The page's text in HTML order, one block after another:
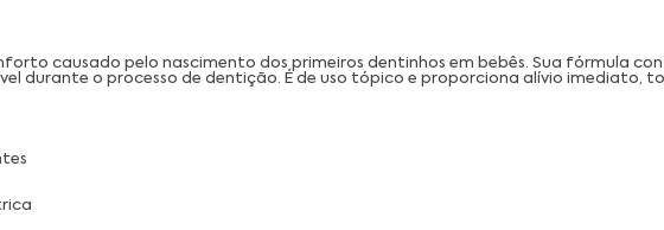
causado pelo nascimento dos primeiros dentinhos em bebês. Sua fórmula
durante o processo de dentição. É de uso tópico e proporciona alívio imediato,